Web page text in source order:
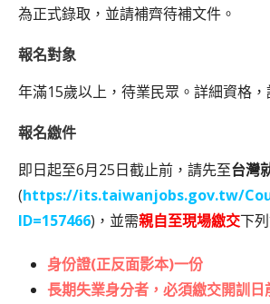
為正式錄取，並請補齊待補文件。
報名對象
年滿15歲以上，待業民眾。詳細資格，
報名繳件
即日起至6月25日截止前，請先至台灣
(https://its.taiwanjobs.gov.tw/
ID=157466)，並需親自至現場繳交下
身份證(正反面影本)一份
長期失業身分者，必須繳交開訓